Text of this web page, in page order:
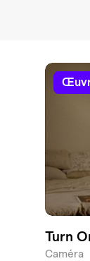
Turn
Caméra